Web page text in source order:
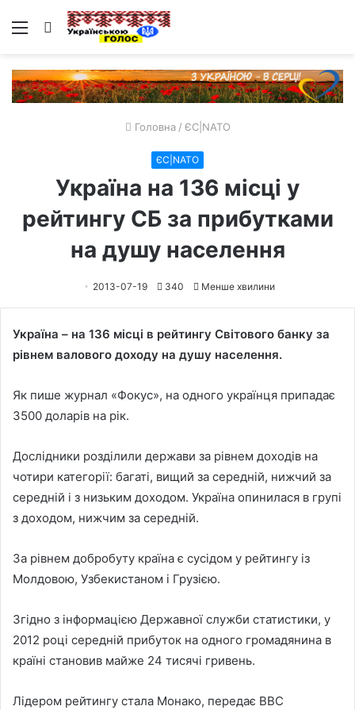
Меню Пошук
Головна / ЄС|NATO
ЄС|NATO
Україна на 136 місці у
рейтингу СБ за прибутками
на душу населення
2013-07-19 340 Менше хвилини
Україна – на 136 місці в рейтингу Світового банку за
рівнем валового доходу на душу населення.
Як пише журнал «Фокус», на одного українця припадає
3500 доларів на рік.
Дослідники розділили держави за рівнем доходів на
чотири категорії: багаті, вищий за середній, нижчий за
середній і з низьким доходом. Україна опинилася в групі
з доходом, нижчим за середній.
За рівнем добробуту країна є сусідом у рейтингу із
Молдовою, Узбекистаном і Грузією.
Згідно з інформацією Державної служби статистики, у
2012 році середній прибуток на одного громадянина в
країні становив майже 24 тисячі гривень.
Лідером рейтингу стала Монако, передає ВВС